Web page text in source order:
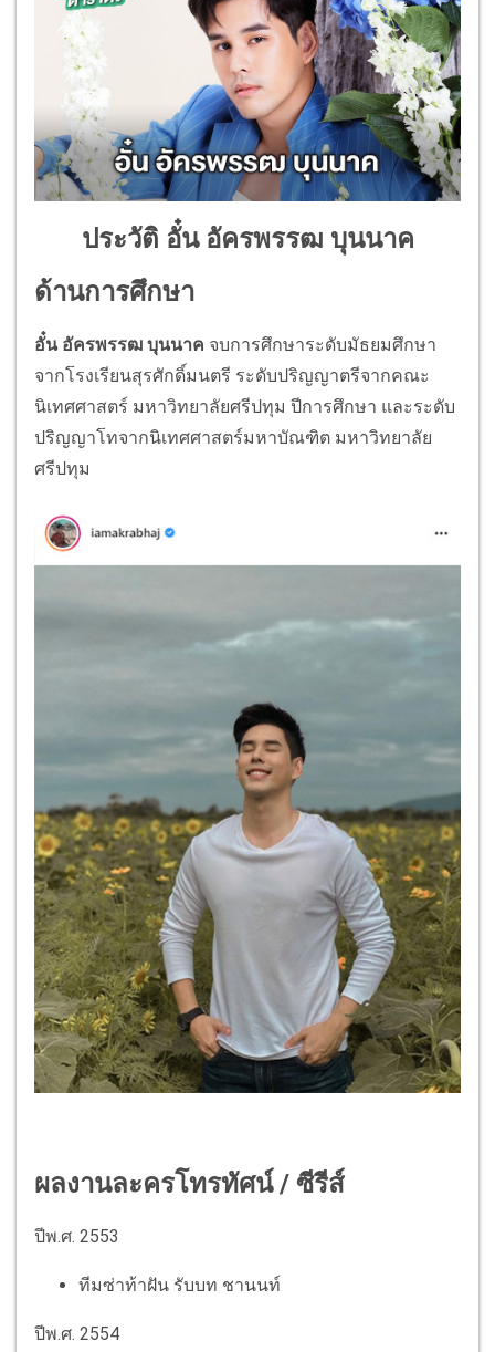
ประวัติ อั๋น อัครพรรฒ บุนนาค
ด้านการศึกษา
อั๋น อัครพรรฒ บุนนาค จบการศึกษาระดับมัธยมศึกษา
จากโรงเรียนสุรศักดิ์มนตรี ระดับปริญญาตรีจากคณะ
นิเทศศาสตร์ มหาวิทยาลัยศรีปทุม ปีการศึกษา และระดับ
ปริญญาโทจากนิเทศศาสตร์มหาบัณฑิต มหาวิทยาลัย
ศรีปทุม
ผลงานละครโทรทัศน์ / ซีรีส์
ปีพ.ศ. 2553
ทีมซ่าท้าฝัน รับบท ชานนท์
ปีพ.ศ. 2554